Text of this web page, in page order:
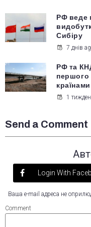
РФ веде
Сибіру
7 днів
РФ та
першого
1
Send a Comment
Login With
Ваша e-mail адреса не
Comment